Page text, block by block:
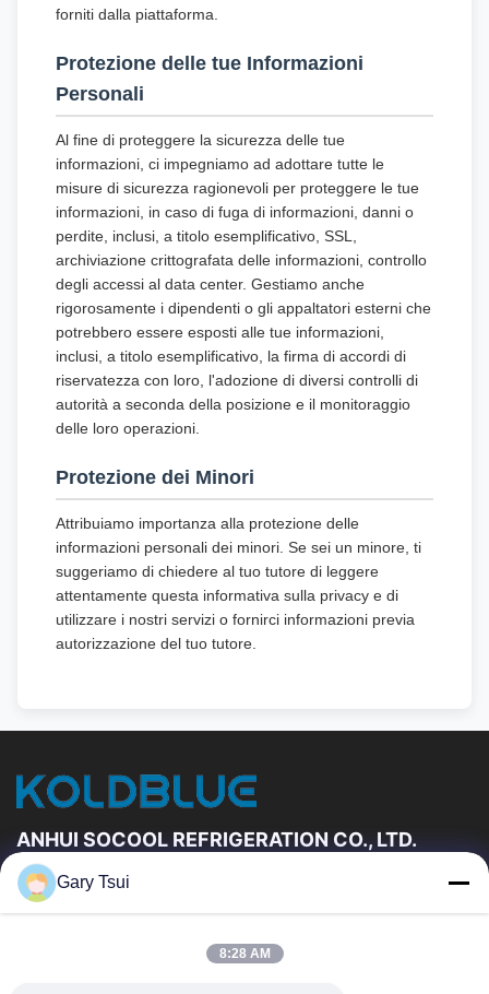
forniti dalla piattaforma.
Protezione delle tue Informazioni
Personali
Al fine di proteggere la sicurezza delle tue
informazioni, ci impegniamo ad adottare tutte le
misure di sicurezza ragionevoli per proteggere le tue
informazioni, in caso di fuga di informazioni, danni o
perdite, inclusi, a titolo esemplificativo, SSL,
archiviazione crittografata delle informazioni, controllo
degli accessi al data center. Gestiamo anche
rigorosamente i dipendenti o gli appaltatori esterni che
potrebbero essere esposti alle tue informazioni,
inclusi, a titolo esemplificativo, la firma di accordi di
riservatezza con loro, l'adozione di diversi controlli di
autorità a seconda della posizione e il monitoraggio
delle loro operazioni.
Protezione dei Minori
Attribuiamo importanza alla protezione delle
informazioni personali dei minori. Se sei un minore, ti
suggeriamo di chiedere al tuo tutore di leggere
attentamente questa informativa sulla privacy e di
utilizzare i nostri servizi o fornirci informazioni previa
autorizzazione del tuo tutore.
ANHUI SOCOOL REFRIGERATION CO., LTD.
Link Veloci
Circa Noi
Gary Tsui
8:28 AM